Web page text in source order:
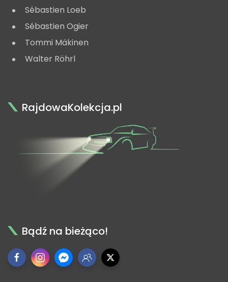
Sébastien Loeb
Sébastien Ogier
Tommi Mäkinen
Walter Röhrl
RajdowaKolekcja.pl
Bądź na bieżąco!